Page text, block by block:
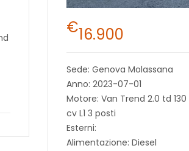
€16.900
Sede: Genova Molassana
Anno: 2023-07-01
Motore: Van Trend 2.0 td 130
cv L1 3 posti
Esterni:
Alimentazione: Diesel